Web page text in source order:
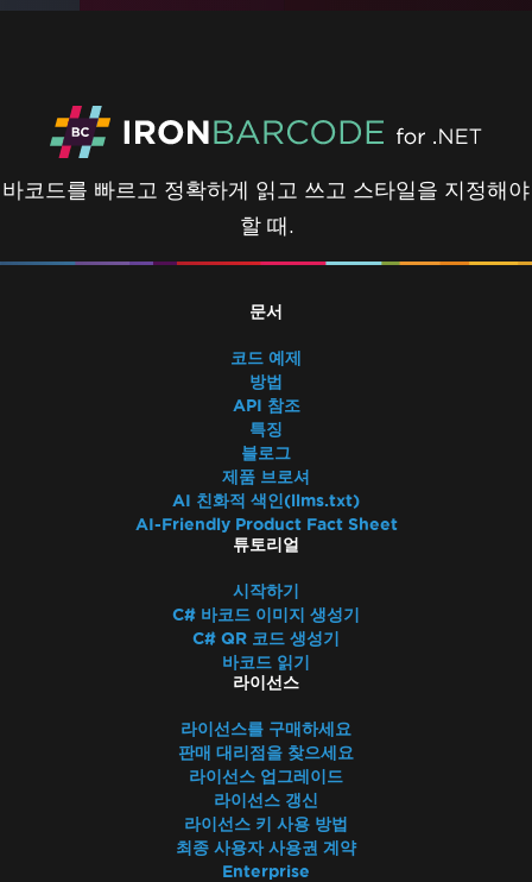
바코드를 빠르고 정확하게 읽고 쓰고 스타일을 지정해야
할 때.
문서
코드 예제
방법
API 참조
특징
블로그
제품 브로셔
AI 친화적 색인(llms.txt)
AI-Friendly Product Fact Sheet
튜토리얼
시작하기
C# 바코드 이미지 생성기
C# QR 코드 생성기
바코드 읽기
라이선스
라이선스를 구매하세요
판매 대리점을 찾으세요
라이선스 업그레이드
라이선스 갱신
라이선스 키 사용 방법
최종 사용자 사용권 계약
Enterprise